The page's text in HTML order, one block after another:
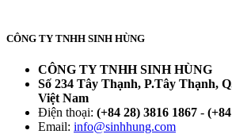
CÔNG TY TNHH SINH HÙNG
CÔNG TY TNHH SINH HÙNG
Số 234 Tây Thạnh, P.Tây Thạnh,
Việt Nam
Điện thoại: (+84 28) 3816 1867 -
Email: info@sinhhung.com